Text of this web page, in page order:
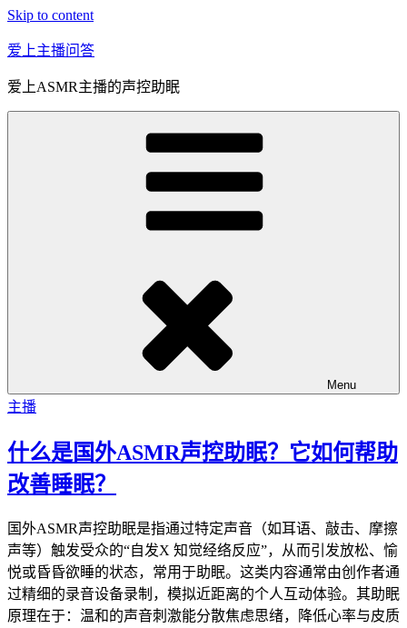
Skip to content
爱上主播问答
爱上ASMR主播的声控助眠
Menu
主播
什么是国外ASMR声控助眠？它如何帮助
改善睡眠？
国外ASMR声控助眠是指通过特定声音（如耳语、敲击、摩擦
声等）触发受众的“自发X 知觉经络反应”，从而引发放松、愉
悦或昏昏欲睡的状态，常用于助眠。这类内容通常由创作者通
过精细的录音设备录制，模拟近距离的个人互动体验。其助眠
原理在于：温和的声音刺激能分散焦虑思绪，降低心率与皮质